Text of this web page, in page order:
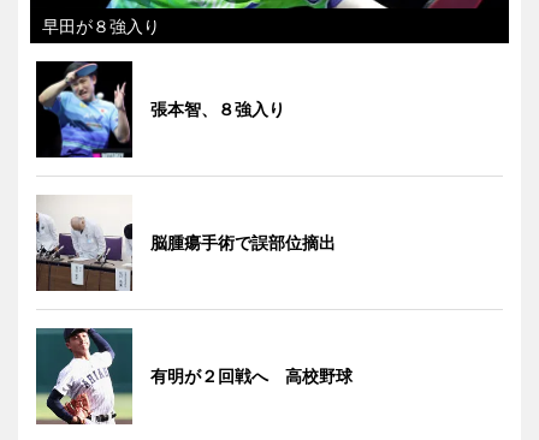
早田が８強入り
張本智、８強入り
脳腫瘍手術で誤部位摘出
有明が２回戦へ 高校野球